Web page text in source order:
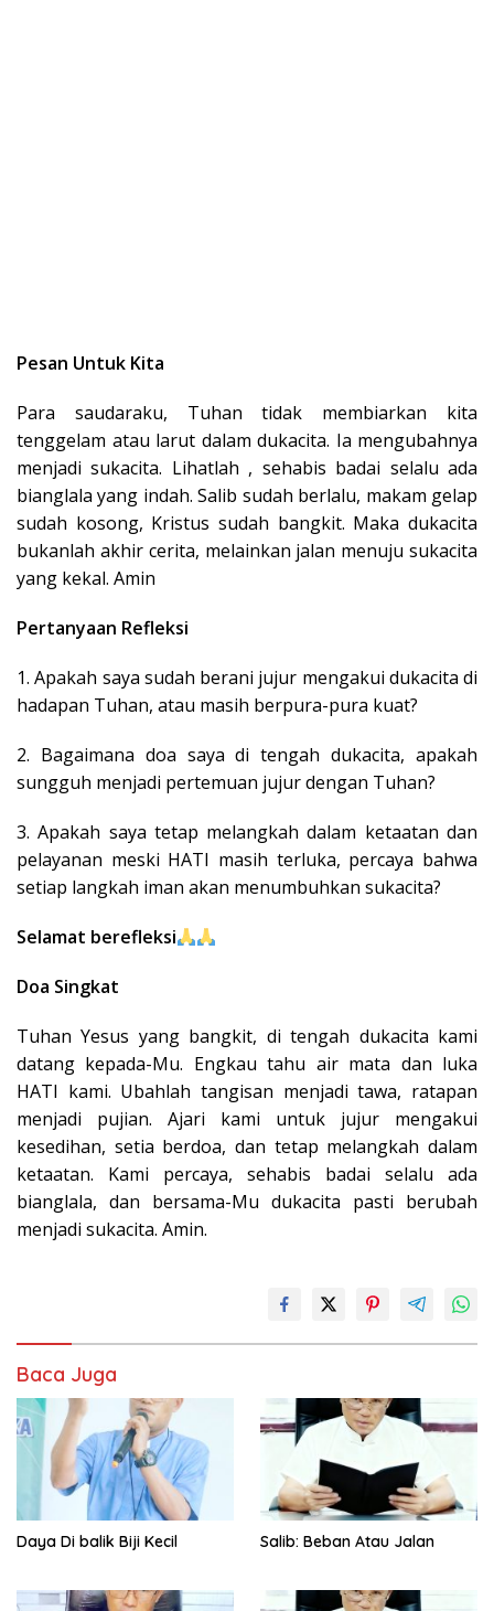
Pesan Untuk Kita
Para saudaraku, Tuhan tidak membiarkan kita
tenggelam atau larut dalam dukacita. Ia mengubahnya
menjadi sukacita. Lihatlah , sehabis badai selalu ada
bianglala yang indah. Salib sudah berlalu, makam gelap
sudah kosong, Kristus sudah bangkit. Maka dukacita
bukanlah akhir cerita, melainkan jalan menuju sukacita
yang kekal. Amin
Pertanyaan Refleksi
1. Apakah saya sudah berani jujur mengakui dukacita di
hadapan Tuhan, atau masih berpura-pura kuat?
2. Bagaimana doa saya di tengah dukacita, apakah
sungguh menjadi pertemuan jujur dengan Tuhan?
3. Apakah saya tetap melangkah dalam ketaatan dan
pelayanan meski HATI masih terluka, percaya bahwa
setiap langkah iman akan menumbuhkan sukacita?
Selamat berefleksi
Doa Singkat
Tuhan Yesus yang bangkit, di tengah dukacita kami
datang kepada-Mu. Engkau tahu air mata dan luka
HATI kami. Ubahlah tangisan menjadi tawa, ratapan
menjadi pujian. Ajari kami untuk jujur mengakui
kesedihan, setia berdoa, dan tetap melangkah dalam
ketaatan. Kami percaya, sehabis badai selalu ada
bianglala, dan bersama-Mu dukacita pasti berubah
menjadi sukacita. Amin.
Baca Juga
Daya Di balik Biji Kecil Salib: Beban Atau Jalan